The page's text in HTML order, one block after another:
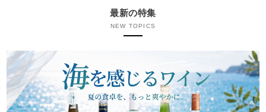
最新の特集
NEW TOPICS